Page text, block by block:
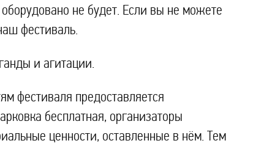
не будет. Если вы не можете
фестиваль.
и агитации.
фестиваля предоставляется
бесплатная, организаторы
ценности, оставленные в нём. Тем